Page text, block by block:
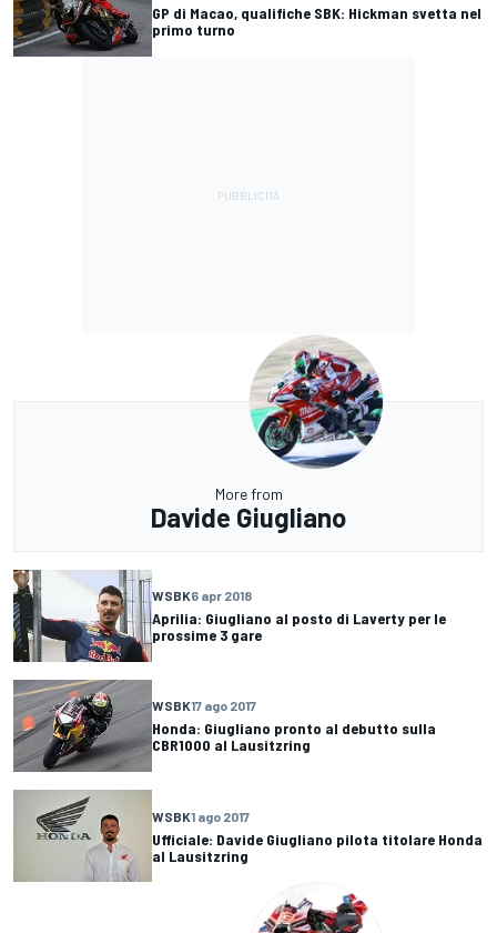
GP di Macao, qualifiche SBK: Hickman svetta nel
primo turno
More from
Davide Giugliano
WSBK6 apr 2018
Aprilia: Giugliano al posto di Laverty per le
prossime 3 gare
WSBK17 ago 2017
Honda: Giugliano pronto al debutto sulla
CBR1000 al Lausitzring
WSBK1 ago 2017
Ufficiale: Davide Giugliano pilota titolare Honda
al Lausitzring